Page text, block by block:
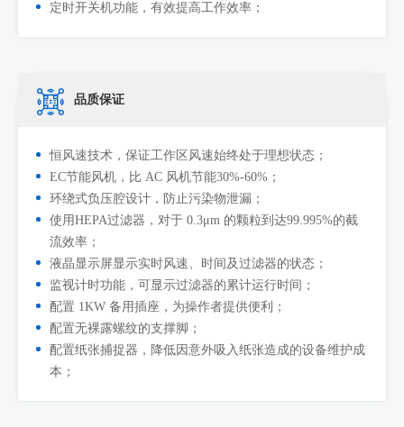
定时开关机功能，有效提高工作效率；
品质保证
恒风速技术，保证工作区风速始终处于理想状态；
EC节能风机，比 AC 风机节能30%-60%；
环绕式负压腔设计，防止污染物泄漏；
使用HEPA过滤器，对于 0.3μm 的颗粒到达99.995%的截
流效率；
液晶显示屏显示实时风速、时间及过滤器的状态；
监视计时功能，可显示过滤器的累计运行时间；
配置 1KW 备用插座，为操作者提供便利；
配置无裸露螺纹的支撑脚；
配置纸张捕捉器，降低因意外吸入纸张造成的设备维护成
本；